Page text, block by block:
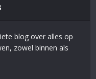
blog over alles op
zowel binnen als